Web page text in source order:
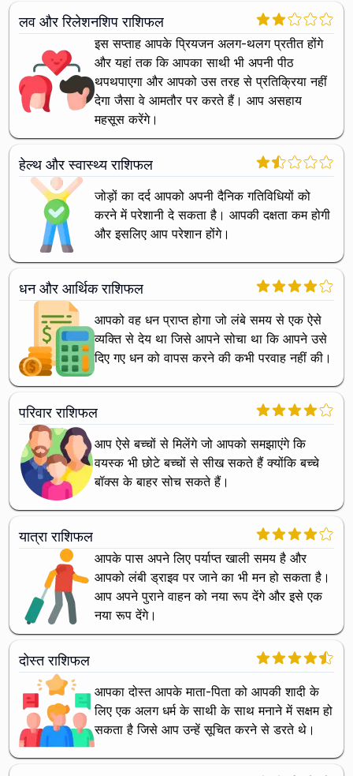
लव और रिलेशनशिप राशिफल
इस सप्ताह आपके प्रियजन अलग-थलग प्रतीत होंगे
और यहां तक ​​कि आपका साथी भी अपनी पीठ
थपथपाएगा और आपको उस तरह से प्रतिक्रिया नहीं
देगा जैसा वे आमतौर पर करते हैं। आप असहाय
महसूस करेंगे।
हेल्थ और स्वास्थ्य राशिफल
जोड़ों का दर्द आपको अपनी दैनिक गतिविधियों को
करने में परेशानी दे सकता है। आपकी दक्षता कम होगी
और इसलिए आप परेशान होंगे।
धन और आर्थिक राशिफल
आपको वह धन प्राप्त होगा जो लंबे समय से एक ऐसे
व्यक्ति से देय था जिसे आपने सोचा था कि आपने उसे
दिए गए धन को वापस करने की कभी परवाह नहीं की।
परिवार राशिफल
आप ऐसे बच्चों से मिलेंगे जो आपको समझाएंगे कि
वयस्क भी छोटे बच्चों से सीख सकते हैं क्योंकि बच्चे
बॉक्स के बाहर सोच सकते हैं।
यात्रा राशिफल
आपके पास अपने लिए पर्याप्त खाली समय है और
आपको लंबी ड्राइव पर जाने का भी मन हो सकता है।
आप अपने पुराने वाहन को नया रूप देंगे और इसे एक
नया रूप देंगे।
दोस्त राशिफल
आपका दोस्त आपके माता-पिता को आपकी शादी के
लिए एक अलग धर्म के साथी के साथ मनाने में सक्षम हो
सकता है जिसे आप उन्हें सूचित करने से डरते थे।